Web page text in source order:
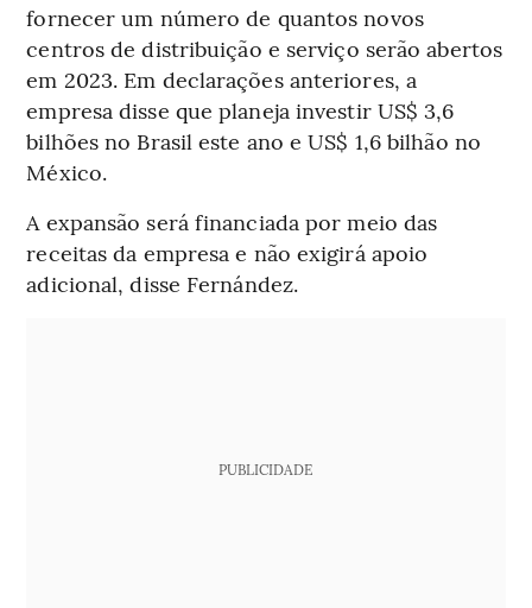
fornecer um número de quantos novos
centros de distribuição e serviço serão abertos
em 2023. Em declarações anteriores, a
empresa disse que planeja investir US$ 3,6
bilhões no Brasil este ano e US$ 1,6 bilhão no
México.
A expansão será financiada por meio das
receitas da empresa e não exigirá apoio
adicional, disse Fernández.
PUBLICIDADE